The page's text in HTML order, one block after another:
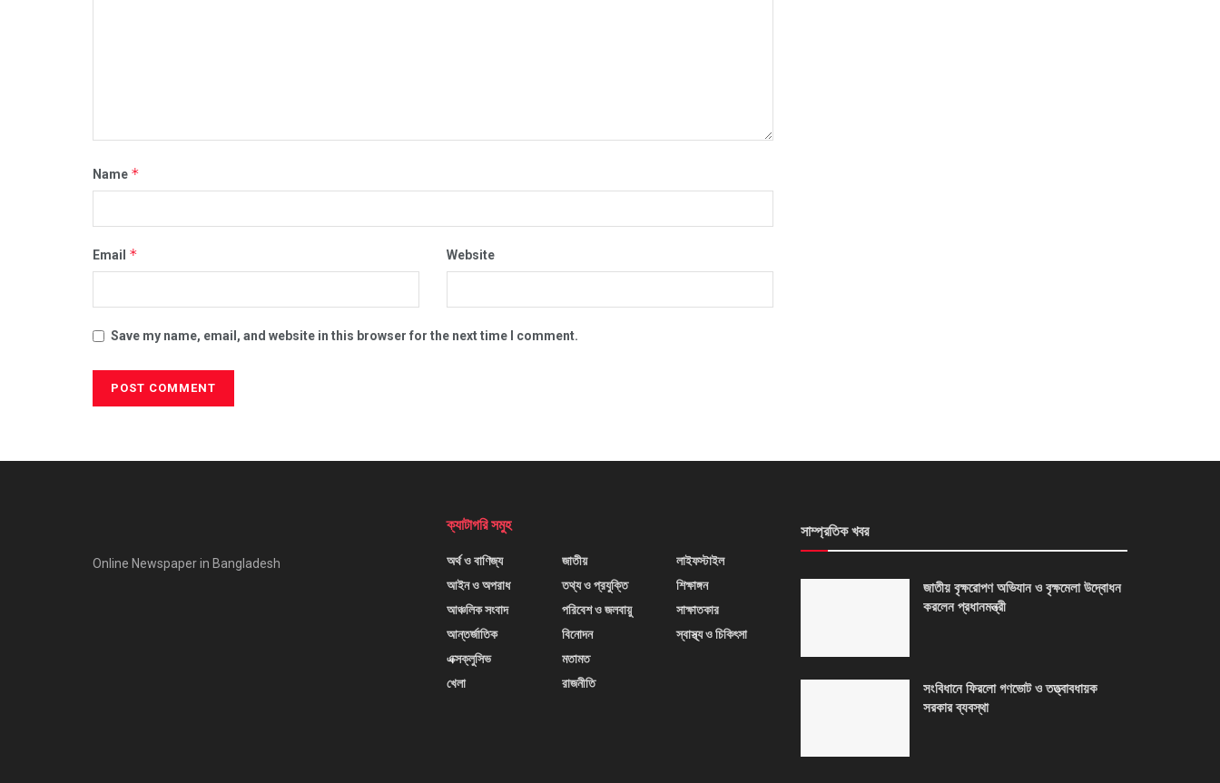
Name *
Email * Website
Save my name, email, and website in this browser for the next time I comment.
Online Newspaper in Bangladesh
ক্যাটাগরি সমুহ
অর্থ ও বাণিজ্য
আইন ও অপরাধ
আঞ্চলিক সংবাদ
আন্তর্জাতিক
এক্সক্লুসিভ
খেলা
জাতীয়
তথ্য ও প্রযুক্তি
পরিবেশ ও জলবায়ু
বিনোদন
মতামত
রাজনীতি
লাইফস্টাইল
শিক্ষাঙ্গন
সাক্ষাতকার
স্বাস্থ্য ও চিকিৎসা
সাম্প্রতিক খবর
জাতীয় বৃক্ষরোপণ অভিযান ও বৃক্ষমেলা উদ্বোধন
করলেন প্রধানমন্ত্রী
সংবিধানে ফিরলো গণভোট ও তত্ত্বাবধায়ক
সরকার ব্যবস্থা